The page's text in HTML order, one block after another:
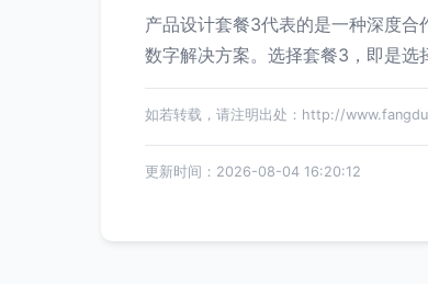
产品设计套餐3代表的是一种深度
数字解决方案。选择套餐3，即是选
如若转载，请注明出处：http://
更新时间：2026-08-04 16:20:12